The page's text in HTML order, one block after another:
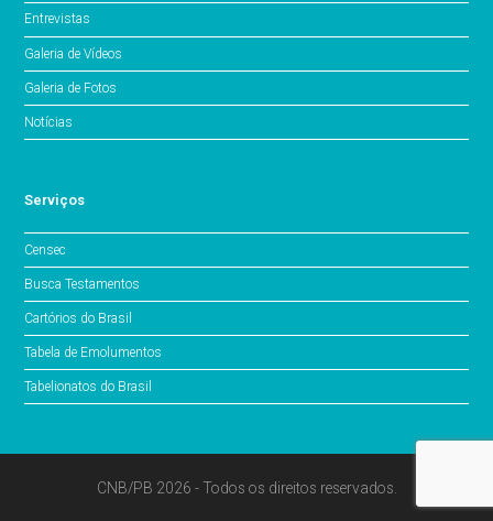
Entrevistas
Galeria de Vídeos
Galeria de Fotos
Notícias
Serviços
Censec
Busca Testamentos
Cartórios do Brasil
Tabela de Emolumentos
Tabelionatos do Brasil
CNB/PB 2026 - Todos os direitos reservados.